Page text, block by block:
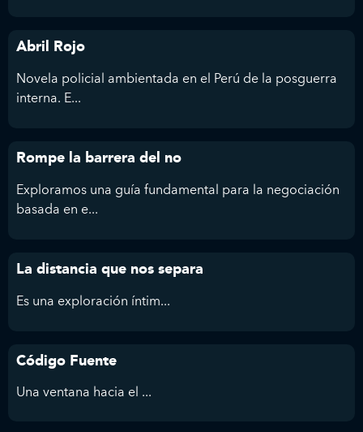
Abril Rojo
Novela policial ambientada en el Perú de la posguerra
interna. E...
Rompe la barrera del no
Exploramos una guía fundamental para la negociación
basada en e...
La distancia que nos separa
Esuna exploración íntim...
Código Fuente
Una ventana hacia el ...